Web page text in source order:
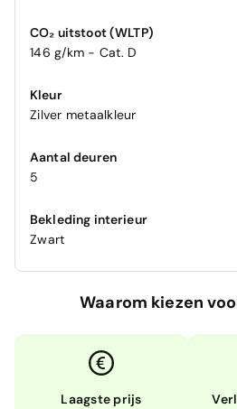
CO₂ uitstoot (WLTP)
146 g/km - Cat. D
Kleur
Zilver metaalkleur
Aantal deuren
5
Bekleding interieur
Zwart
Waarom kiezen
Laagste prijs